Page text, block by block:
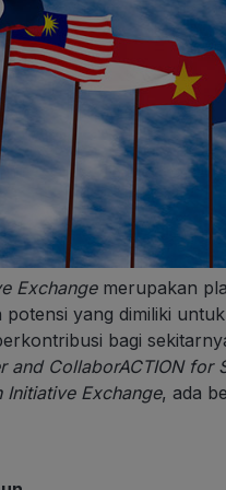
Exchangemerupakan
yang dimiliki
bagi
and CollaborACTION for
Initiative Exchange, ada